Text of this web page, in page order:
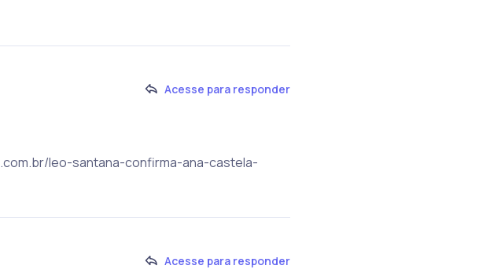
Acesse para responder
leo-santana-confirma-ana-castela-
Acesse para responder